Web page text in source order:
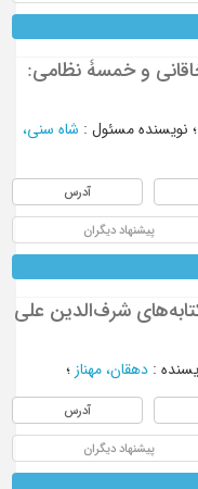
و خمسۀ نظامی:
نویسنده مسئول : شاه سنی،
آدرس
پیشنهاد دیگران
شرف‌الدین علی
: دهقان، مهناز؛
آدرس
پیشنهاد دیگران